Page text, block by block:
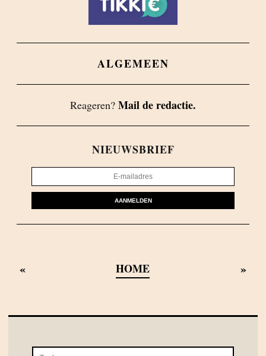
ALGEMEEN
Reageren? Mail de redactie.
NIEUWSBRIEF
AANMELDEN
« HOME »